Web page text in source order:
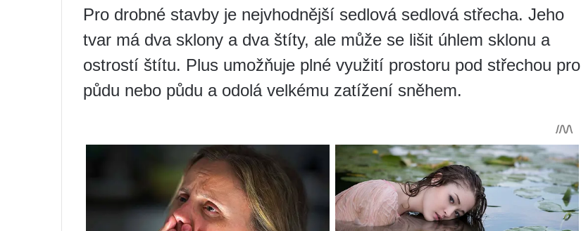
Pro drobné stavby je nejvhodnější sedlová sedlová střecha. Jeho
tvar má dva sklony a dva štíty, ale může se lišit úhlem sklonu a
ostrostí štítu. Plus umožňuje plné využití prostoru pod střechou pro
půdu nebo půdu a odolá velkému zatížení sněhem.